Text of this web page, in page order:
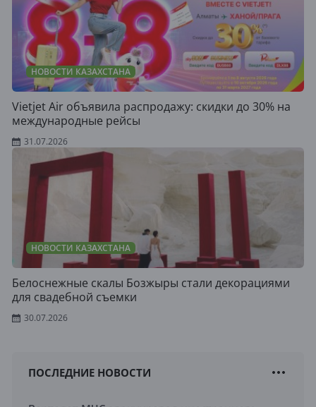
НОВОСТИ КАЗАХСТАНА
Vietjet Air объявила распродажу: скидки до 30% на
международные рейсы
31.07.2026
НОВОСТИ КАЗАХСТАНА
Белоснежные скалы Бозжыры стали декорациями
для свадебной съемки
30.07.2026
ПОСЛЕДНИЕ НОВОСТИ